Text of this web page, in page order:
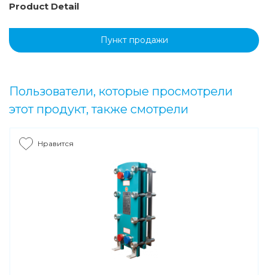
Product Detail
Пункт продажи
Пользователи, которые просмотрели
этот продукт, также смотрели
Нравится